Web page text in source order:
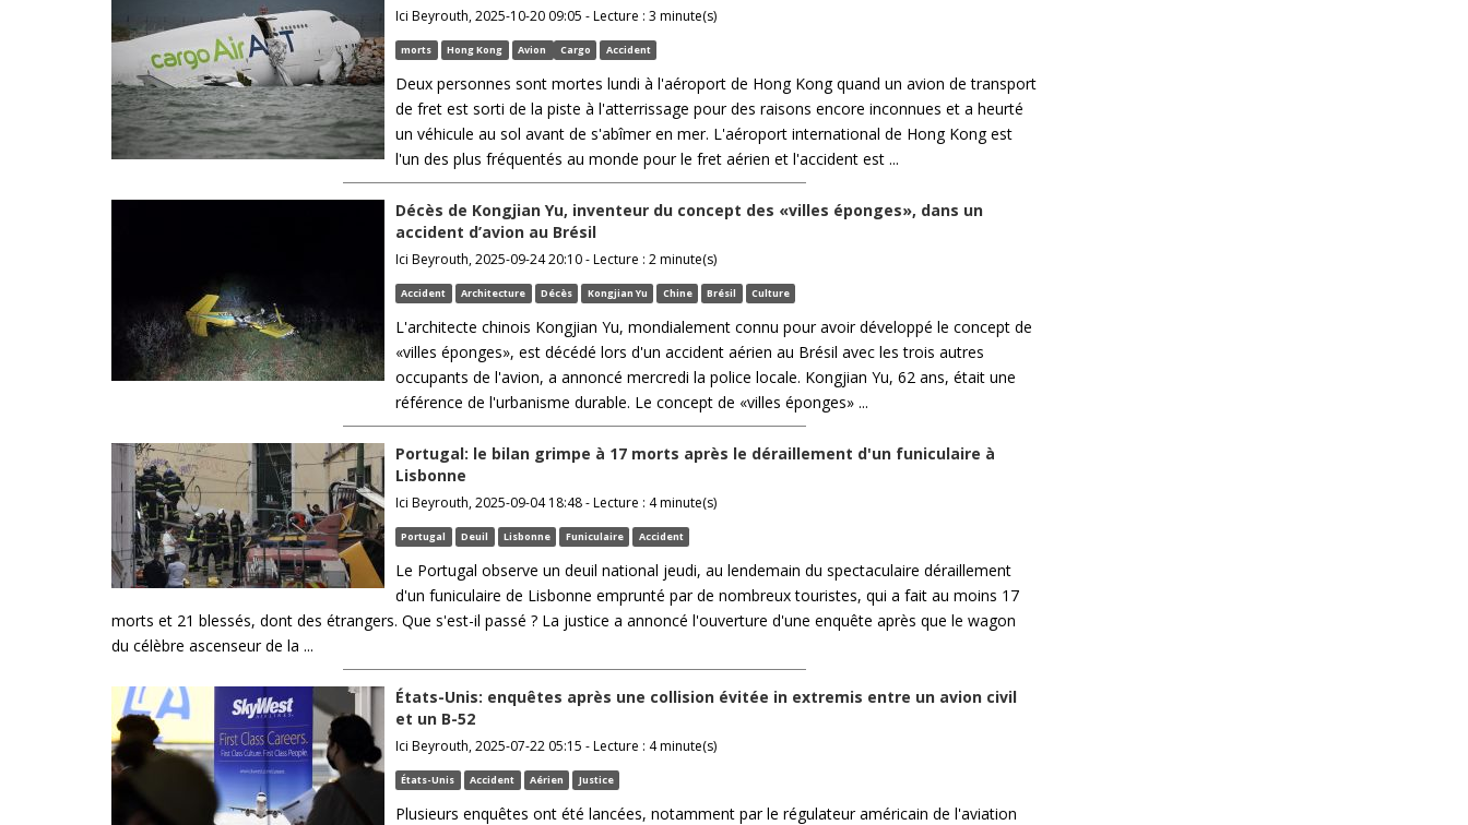
Ici Beyrouth, 2025-10-20 09:05 - Lecture : 3 minute(s)
morts Hong Kong Avion Cargo Accident
Deux personnes sont mortes lundi à l'aéroport de Hong Kong quand un avion de transport
de fret est sorti de la piste à l'atterrissage pour des raisons encore inconnues et a heurté
un véhicule au sol avant de s'abîmer en mer. L'aéroport international de Hong Kong est
l'un des plus fréquentés au monde pour le fret aérien et l'accident est ...
Décès de Kongjian Yu, inventeur du concept des «villes éponges», dans un
accident d’avion au Brésil
Ici Beyrouth, 2025-09-24 20:10 - Lecture : 2 minute(s)
Accident Architecture Décès Kongjian Yu Chine Brésil Culture
L'architecte chinois Kongjian Yu, mondialement connu pour avoir développé le concept de
«villes éponges», est décédé lors d'un accident aérien au Brésil avec les trois autres
occupants de l'avion, a annoncé mercredi la police locale. Kongjian Yu, 62 ans, était une
référence de l'urbanisme durable. Le concept de «villes éponges» ...
Portugal: le bilan grimpe à 17 morts après le déraillement d'un funiculaire à
Lisbonne
Ici Beyrouth, 2025-09-04 18:48 - Lecture : 4 minute(s)
Portugal Deuil Lisbonne Funiculaire Accident
Le Portugal observe un deuil national jeudi, au lendemain du spectaculaire déraillement
d'un funiculaire de Lisbonne emprunté par de nombreux touristes, qui a fait au moins 17
morts et 21 blessés, dont des étrangers. Que s'est-il passé ? La justice a annoncé l'ouverture d'une enquête après que le wagon
du célèbre ascenseur de la ...
États-Unis: enquêtes après une collision évitée in extremis entre un avion civil
et un B-52
Ici Beyrouth, 2025-07-22 05:15 - Lecture : 4 minute(s)
États-Unis Accident Aérien Justice
Plusieurs enquêtes ont été lancées, notamment par le régulateur américain de l'aviation